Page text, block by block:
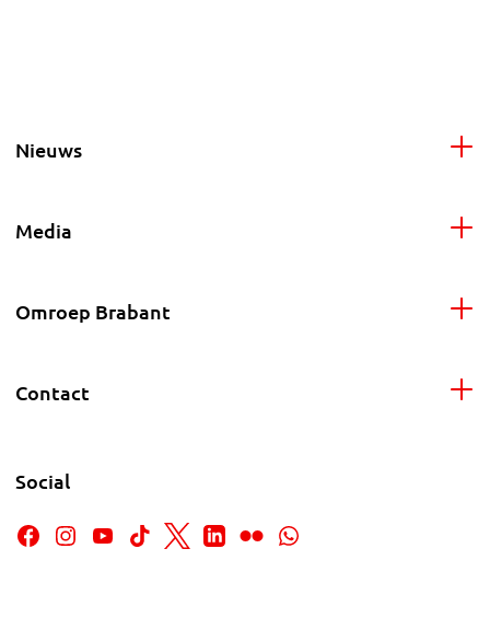
Nieuws
Media
Omroep Brabant
Contact
Social